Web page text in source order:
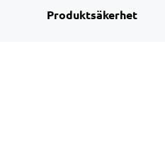
Produktsäkerhet